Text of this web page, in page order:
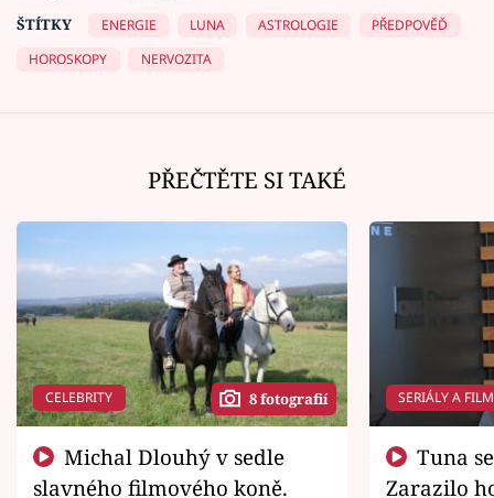
ŠTÍTKY
ENERGIE LUNA ASTROLOGIE
PŘEDPOVĚĎ
HOROSKOPY
NERVOZITA
PŘEČTĚTE SI TAKÉ
CELEBRITY 8 fotografií
slavného filmového koně.
SERIÁLY A
Zarazilo